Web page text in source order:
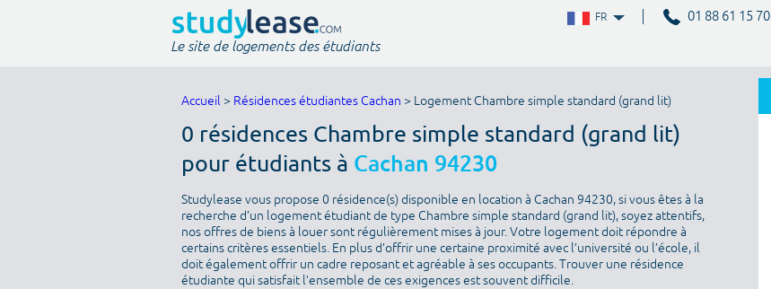
FR 01 88 61 15 70
Le site de logements des étudiants
Accueil > Résidences étudiantes Cachan > Logement Chambre simple standard (grand lit)
0 résidences Chambre simple standard (grand lit)
pour étudiants à Cachan 94230
Studylease vous propose 0 résidence(s) disponible en location à Cachan 94230, si vous êtes à la
recherche d’un logement étudiant de type Chambre simple standard (grand lit), soyez attentifs,
nos offres de biens à louer sont régulièrement mises à jour. Votre logement doit répondre à
certains critères essentiels. En plus d’offrir une certaine proximité avec l’université ou l’école, il
doit également offrir un cadre reposant et agréable à ses occupants. Trouver une résidence
étudiante qui satisfait l’ensemble de ces exigences est souvent difficile.